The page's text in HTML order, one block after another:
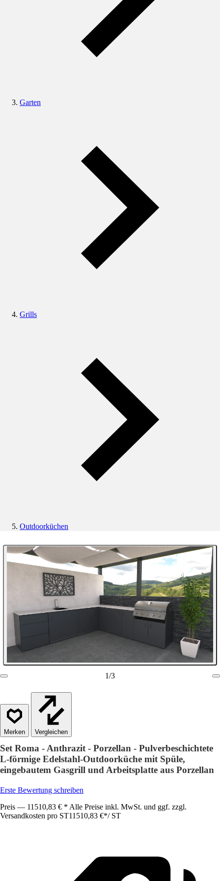
Garten
Grills
Outdoorküchen
1/3
Vergleichen
Set Roma - Anthrazit - Porzellan - Pulverbeschichtete
L-förmige Edelstahl-Outdoorküche mit Spüle,
eingebautem Gasgrill und Arbeitsplatte aus Porzellan
Erste Bewertung schreiben
Preis — 11510,83 € * Alle Preise inkl. MwSt. und ggf. zzgl.
Versandkosten pro ST11510,83 €*/ ST